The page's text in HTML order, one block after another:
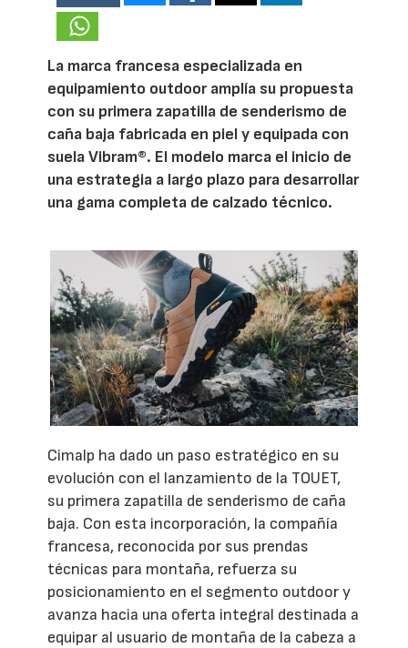
La marca francesa especializada en
equipamiento outdoor amplía su propuesta
con su primera zapatilla de senderismo de
caña baja fabricada en piel y equipada con
suela Vibram®. El modelo marca el inicio de
una estrategia a largo plazo para desarrollar
una gama completa de calzado técnico.
Cimalp ha dado un paso estratégico en su
evolución con el lanzamiento de la TOUET,
su primera zapatilla de senderismo de caña
baja. Con esta incorporación, la compañía
francesa, reconocida por sus prendas
técnicas para montaña, refuerza su
posicionamiento en el segmento outdoor y
avanza hacia una oferta integral destinada a
equipar al usuario de montaña de la cabeza a